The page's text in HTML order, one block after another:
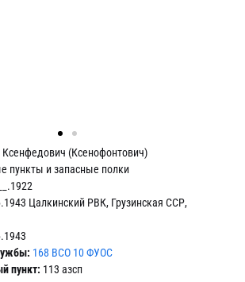
(Ксенофонтович)
пункты и запасные полки
Цалкинский РВК, Грузинская ССР,
168 ВСО 10 ФУОС
пункт: 113 азсп